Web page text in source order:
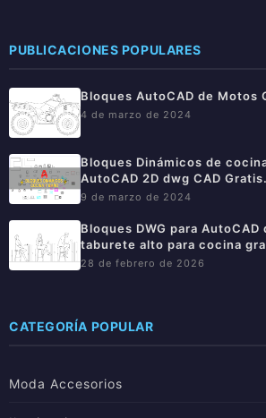
PUBLICACIONES POPULARES
Bloques AutoCAD de Motos
4 de marzo de 2024
Bloques Dinámicos de
AutoCAD 2D dwg CAD Gratis.
9 de marzo de 2024
Bloques DWG para
taburete alto para cocina
28 de febrero de 2026
CATEGORÍA POPULAR
Moda Accesorios